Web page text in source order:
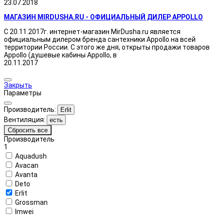
23.07.2018
МАГАЗИН MIRDUSHA.RU - ОФИЦИАЛЬНЫЙ ДИЛЕР APPOLLO
С 20.11.2017г. интернет-магазин MirDusha.ru является
официальным дилером бренда сантехники Appollo на всей
территории России. С этого же дня, открыты продажи товаров
Appollo (душевые кабины Appollo, в
20.11.2017
Закрыть
Параметры
Производитель: Erlit
Вентиляция:
есть
Сбросить все
Производитель
1
Aquadush
Avacan
Avanta
Deto
Erlit
Grossman
Imwei